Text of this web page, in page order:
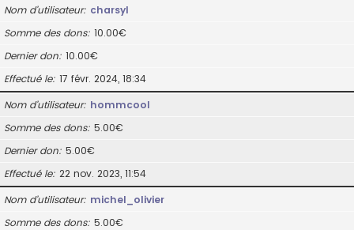
Nom d’utilisateur charsyl
Somme des dons 10.00€
Dernier don 10.00€
Effectué le 17 févr. 2024, 18:34
Nom d’utilisateur hommcool
Somme des dons 5.00€
Dernier don 5.00€
Effectué le 22 nov. 2023, 11:54
Nom d’utilisateur michel_olivier
Somme des dons 5.00€